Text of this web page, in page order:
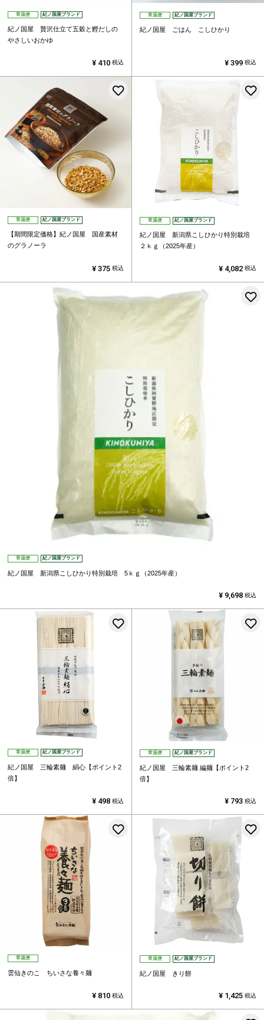
常温便 紀ノ国屋ブランド
紀ノ国屋 贅沢仕立て五穀と鰹だしの
やさしいおかゆ
¥ 410 税込
常温便 紀ノ国屋ブランド
紀ノ国屋 ごはん こしひかり
¥ 399 税込
常温便 紀ノ国屋ブランド
【期間限定価格】紀ノ国屋 国産素材
のグラノーラ
¥ 375 税込
常温便 紀ノ国屋ブランド
紀ノ国屋 新潟県こしひかり特別栽培
２ｋｇ（2025年産）
¥ 4,082 税込
常温便 紀ノ国屋ブランド
紀ノ国屋 新潟県こしひかり特別栽培 5ｋｇ（2025年産）
¥ 9,698 税込
常温便 紀ノ国屋ブランド
紀ノ国屋 三輪素麺 絹心【ポイント2
倍】
お気に入りに登録する
¥ 498 税込
常温便 紀ノ国屋ブランド
紀ノ国屋 三輪素麺 編麺【ポイント2
倍】
¥ 793 税込
常温便
雲仙きのこ ちいさな養々麺
¥ 810 税込
常温便 紀ノ国屋ブランド
紀ノ国屋 きり餅
¥ 1,425 税込